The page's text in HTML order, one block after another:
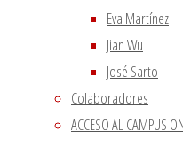
Eva Martínez
Jian Wu
José Sarto
Colaboradores
ACCESO AL CAMPUS
InstagramFacebook
Utilizamos cookies propias
y de terceros para
de navegación.
Si haces click